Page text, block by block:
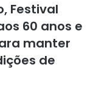
Festival
60 anos e
manter
de